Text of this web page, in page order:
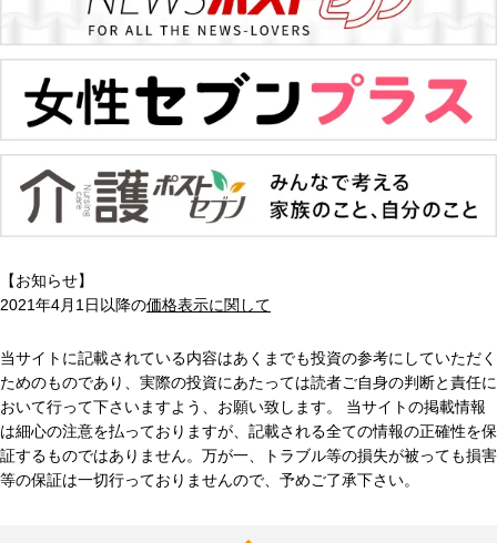
【お知らせ】
2021年4月1日以降の価格表示に関して
当サイトに記載されている内容はあくまでも投資の参考にしていただく
ためのものであり、実際の投資にあたっては読者ご自身の判断と責任に
おいて行って下さいますよう、お願い致します。 当サイトの掲載情報
は細心の注意を払っておりますが、記載される全ての情報の正確性を保
証するものではありません。万が一、トラブル等の損失が被っても損害
等の保証は一切行っておりませんので、予めご了承下さい。